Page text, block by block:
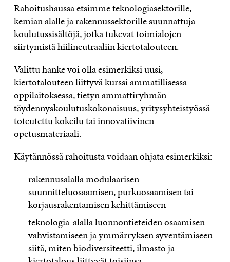
Rahoitushaussa etsimme teknologiasektorille,
kemian alalle ja rakennussektorille suunnattuja
koulutussisältöjä, jotka tukevat toimialojen
siirtymistä hiilineutraaliin kiertotalouteen.
Valittu hanke voi olla esimerkiksi uusi,
kiertotalouteen liittyvä kurssi ammatillisessa
oppilaitoksessa, tietyn ammattiryhmän
täydennyskoulutuskokonaisuus, yritysyhteistyössä
toteutettu kokeilu tai innovatiivinen
opetusmateriaali.
Käytännössä rahoitusta voidaan ohjata esimerkiksi:
rakennusalalla modulaarisen
suunnitteluosaamisen, purkuosaamisen tai
korjausrakentamisen kehittämiseen
teknologia-alalla luonnontieteiden osaamisen
vahvistamiseen ja ymmärryksen syventämiseen
siitä, miten biodiversiteetti, ilmasto ja